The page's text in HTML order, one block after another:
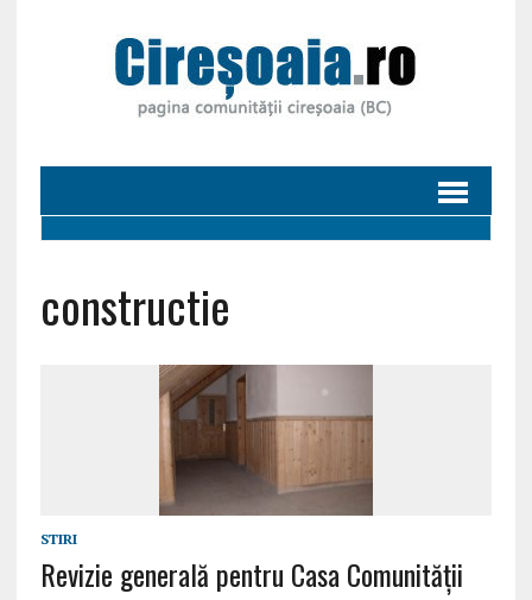
constructie
STIRI
Revizie generală pentru Casa Comunității